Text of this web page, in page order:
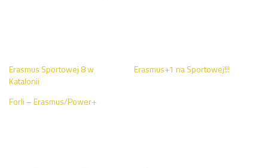
Erasmus Sportowej 8 w
Katalonii
Erasmus+1 na Sportowej!!!
Forli – Erasmus/Power+